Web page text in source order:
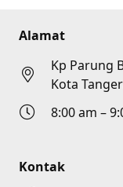
Alamat
Kp Parung
Kota
8:00 am –
Kontak